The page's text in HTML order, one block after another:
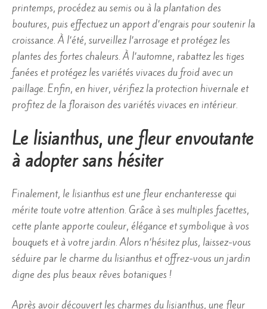
printemps, procédez au semis ou à la plantation des
boutures, puis effectuez un apport d’engrais pour soutenir la
croissance. À l’été, surveillez l’arrosage et protégez les
plantes des fortes chaleurs. À l’automne, rabattez les tiges
fanées et protégez les variétés vivaces du froid avec un
paillage. Enfin, en hiver, vérifiez la protection hivernale et
profitez de la floraison des variétés vivaces en intérieur.
Le lisianthus, une fleur envoutante
à adopter sans hésiter
Finalement, le lisianthus est une fleur enchanteresse qui
mérite toute votre attention. Grâce à ses multiples facettes,
cette plante apporte couleur, élégance et symbolique à vos
bouquets et à votre jardin. Alors n’hésitez plus, laissez-vous
séduire par le charme du lisianthus et offrez-vous un jardin
digne des plus beaux rêves botaniques !
Après avoir découvert les charmes du lisianthus, une fleur